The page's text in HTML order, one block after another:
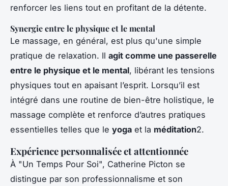
renforcer les liens tout en profitant de la détente.
Synergie entre le physique et le mental
Le massage, en général, est plus qu'une simple
pratique de relaxation. Il agit comme une passerelle
entre le physique et le mental, libérant les tensions
physiques tout en apaisant l’esprit. Lorsqu’il est
intégré dans une routine de bien-être holistique, le
massage complète et renforce d’autres pratiques
essentielles telles que le yoga et la méditation2.
Expérience personnalisée et attentionnée
À "Un Temps Pour Soi", Catherine Picton se
distingue par son professionnalisme et son